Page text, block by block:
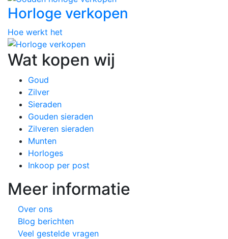
Horloge verkopen
Hoe werkt het
Wat kopen wij
Goud
Zilver
Sieraden
Gouden sieraden
Zilveren sieraden
Munten
Horloges
Inkoop per post
Meer informatie
Over ons
Blog berichten
Veel gestelde vragen